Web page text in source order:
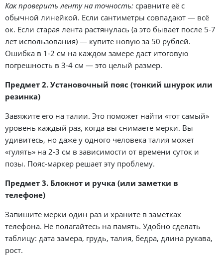
Как проверить ленту на точность: сравните её с
обычной линейкой. Если сантиметры совпадают — всё
ок. Если старая лента растянулась (а это бывает после 5-7
лет использования) — купите новую за 50 рублей.
Ошибка в 1-2 см на каждом замере даст итоговую
погрешность в 3-4 см — это целый размер.
Предмет 2. Установочный пояс (тонкий шнурок или
резинка)
Завяжите его на талии. Это поможет найти «тот самый»
уровень каждый раз, когда вы снимаете мерки. Вы
удивитесь, но даже у одного человека талия может
«гулять» на 2-3 см в зависимости от времени суток и
позы. Пояс-маркер решает эту проблему.
Предмет 3. Блокнот и ручка (или заметки в
телефоне)
Запишите мерки один раз и храните в заметках
телефона. Не полагайтесь на память. Удобно сделать
таблицу: дата замера, грудь, талия, бедра, длина рукава,
рост.